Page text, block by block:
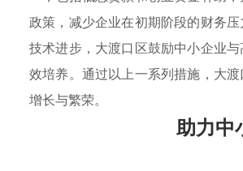
政策，减少企业在初期阶段的财务
技术进步，大渡口区鼓励中小企业
效培养。通过以上一系列措施，大
增长与繁荣。
助力中